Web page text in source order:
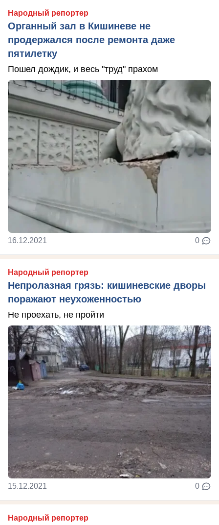
Народный репортер
Органный зал в Кишиневе не
продержался после ремонта даже
пятилетку
Пошел дождик, и весь "труд" прахом
16.12.2021 0
Народный репортер
Непролазная грязь: кишиневские дворы
поражают неухоженностью
Не проехать, не пройти
15.12.2021 0
Народный репортер